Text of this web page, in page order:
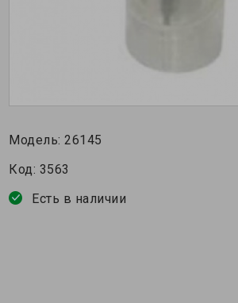
Модель:26145
Код: 3563
Есть в наличии